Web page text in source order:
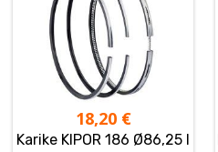
18,20 €
Karike KIPOR 186 Ø86,25 I